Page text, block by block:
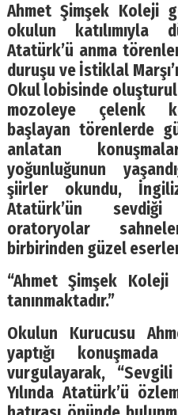
Ahmet Şimşek Koleji
okulun katılımıyla
Atatürk’ü anma
duruşu ve İstiklal
Okul lobisinde
mozoleye çelenk
başlayan törenlerde
anlatan
yoğunluğunun
şiirler okundu,
Atatürk’ün
oratoryolar
birbirinden güzel
“Ahmet Şimşek
tanınmaktadır.”
Okulun Kurucusu
yaptığı
vurgulayarak,
Yılında Atatürk’ü